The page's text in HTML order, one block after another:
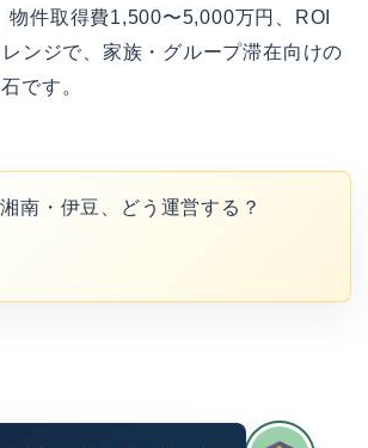
物件取得費1,500〜5,000万円、ROI
ンジで、家族・グループ滞在向けの
です。
南・伊豆、どう運営する？